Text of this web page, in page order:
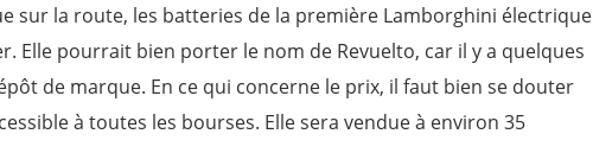
sur la route, les batteries de la première Lamborghini électrique
Elle pourrait bien porter le nom de Revuelto, car il y a quelques
de marque. En ce qui concerne le prix, il faut bien se douter
à toutes les bourses. Elle sera vendue à environ 35